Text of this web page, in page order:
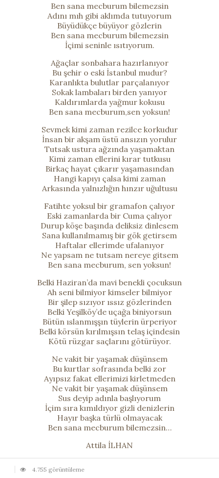
Ben sana mecburum bilemezsin
Adını mıh gibi aklımda tutuyorum
Büyüdükçe büyüyor gözlerin
Ben sana mecburum bilemezsin
İçimi seninle ısıtıyorum.
Ağaçlar sonbahara hazırlanıyor
Bu şehir o eski İstanbul mudur?
Karanlıkta bulutlar parçalanıyor
Sokak lambaları birden yanıyor
Kaldırımlarda yağmur kokusu
Ben sana mecburum,sen yoksun!
Sevmek kimi zaman rezilce korkudur
İnsan bir akşam üstü ansızın yorulur
Tutsak ustura ağzında yaşamaktan
Kimi zaman ellerini kırar tutkusu
Birkaç hayat çıkarır yaşamasından
Hangi kapıyı çalsa kimi zaman
Arkasında yalnızlığın hınzır uğultusu
Fatihte yoksul bir gramafon çalıyor
Eski zamanlarda bir Cuma çalıyor
Durup köşe başında deliksiz dinlesem
Sana kullanılmamış bir gök getirsem
Haftalar ellerimde ufalanıyor
Ne yapsam ne tutsam nereye gitsem
Ben sana mecburum, sen yoksun!
Belki Haziran’da mavi benekli çocuksun
Ah seni bilmiyor kimseler bilmiyor
Bir şilep sızıyor ıssız gözlerinden
Belki Yeşilköy’de uçağa biniyorsun
Bütün ıslanmışşın tüylerin ürperiyor
Belki körsün kırılmışsın telaş içindesin
Kötü rüzgar saçlarını götürüyor.
Ne vakit bir yaşamak düşünsem
Bu kurtlar sofrasında belki zor
Ayıpsız fakat ellerimizi kirletmeden
Ne vakit bir yaşamak düşünsem
Sus deyip adınla başlıyorum
İçim sıra kımıldıyor gizli denizlerin
Hayır başka türlü olmayacak
Ben sana mecburum bilemezsin…
Attila İLHAN
4.755 görüntüleme